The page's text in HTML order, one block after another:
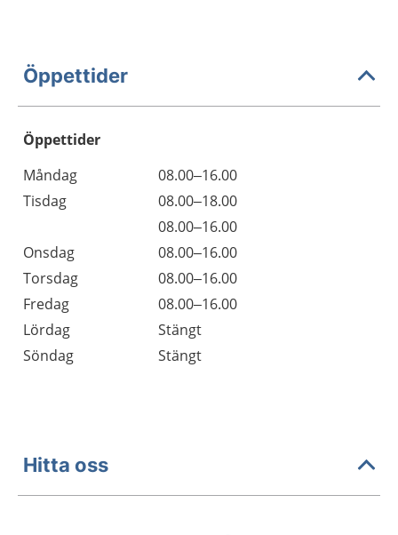
Öppettider
Öppettider
Dag
Öppettider
Kommentarer
Måndag
08.00–16.00
Tisdag
08.00–18.00
08.00–16.00
Onsdag
08.00–16.00
Torsdag
08.00–16.00
Fredag
08.00–16.00
Lördag
Stängt
Söndag
Stängt
Hitta oss